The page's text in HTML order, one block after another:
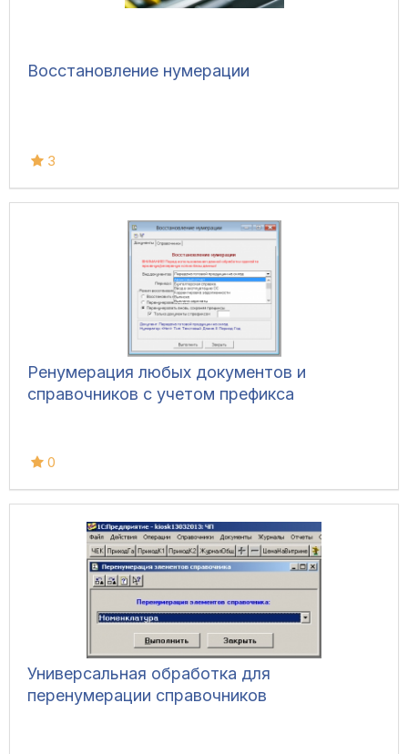
Восстановление нумерации
3
Ренумерация любых документов и
справочников с учетом префикса
0
Универсальная обработка для
перенумерации справочников